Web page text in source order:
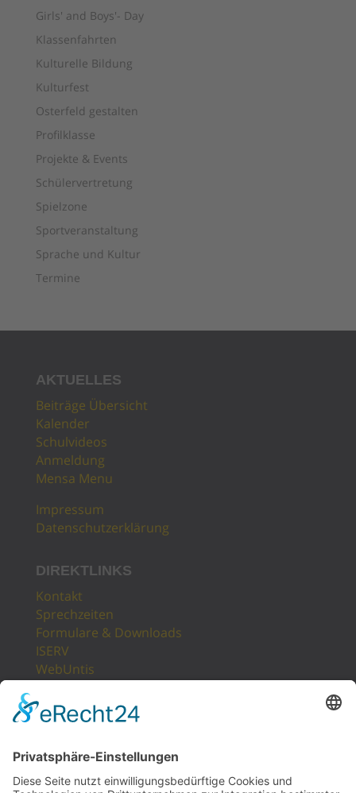
Girls' and Boys'- Day
Klassenfahrten
Kulturelle Bildung
Kulturfest
Osterfeld gestalten
Profilklasse
Projekte & Events
Schülervertretung
Spielzone
Sportveranstaltung
Sprache und Kultur
Termine
AKTUELLES
Beiträge Übersicht
Kalender
Schulvideos
Anmeldung
Mensa Menu
Impressum
Datenschutzerklärung
DIREKTLINKS
Kontakt
Sprechzeiten
Formulare & Downloads
ISERV
WebUntis
LogIn
Sitemap
POSTANSCHRIFT